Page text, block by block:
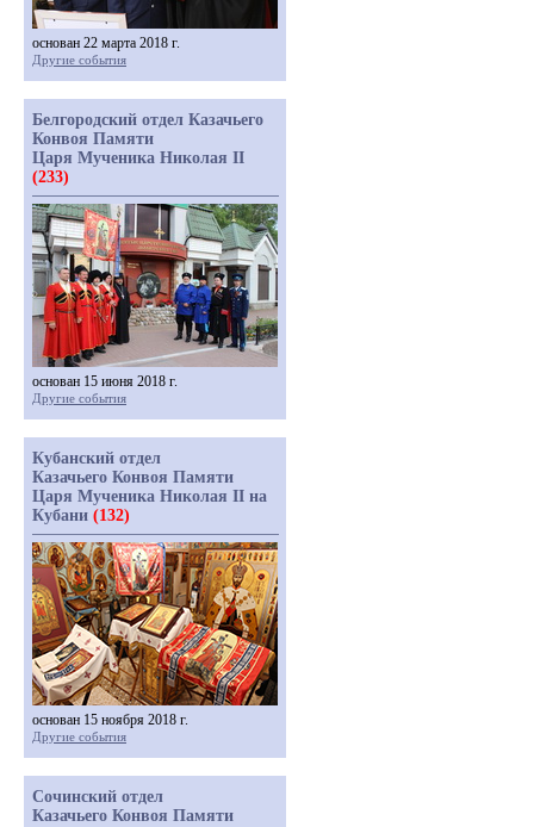
основан 22 марта 2018 г.
Другие события
Белгородский отдел Казачьего
Конвоя Памяти
Царя Мученика Николая II
(233)
основан 15 июня 2018 г.
Другие события
Кубанский отдел
Казачьего Конвоя Памяти
Царя Мученика Николая II на
Кубани (132)
основан 15 ноября 2018 г.
Другие события
Сочинский отдел
Казачьего Конвоя Памяти